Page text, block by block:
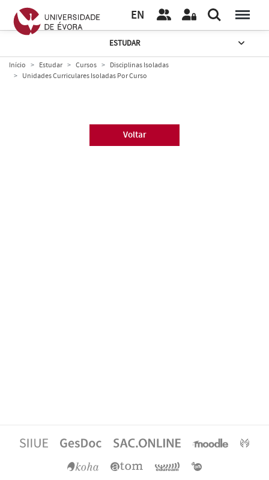
EN
ESTUDAR
Início Estudar Cursos
Disciplinas Isoladas
Unidades Curriculares Isoladas Por Curso
Voltar